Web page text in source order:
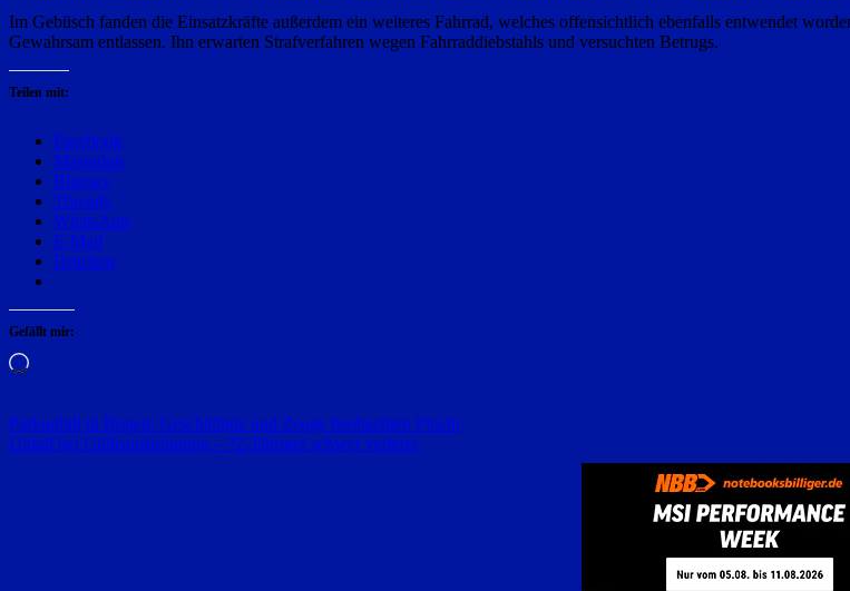
Im Gebüsch fanden die Einsatzkräfte außerdem ein weiteres Fahrrad, welches offensichtlich ebenfalls entwendet
Gewahrsam entlassen. Ihn erwarten Strafverfahren wegen Fahrraddiebstahls und versuchten Betrugs.
Teilen mit:
Facebook
Mastodon
Bluesky
Threads
WhatsApp
E-Mail
Drucken
Gefällt mir:
Wird
Beitragsnavigation
Parkunfall in Bogen: Geschädigte und Zeuge beobachten Flucht
Unfall bei Gülleausbringung – 72-Jähriger schwer verletzt